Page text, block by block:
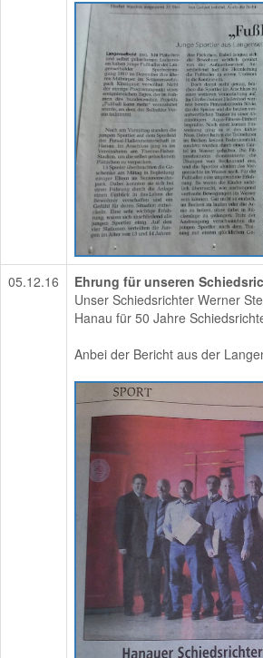
05.12.16
Ehrung für unseren
Unser Schiedsrichter Werner
Hanau für 50 Jahre
Anbei der Bericht aus der